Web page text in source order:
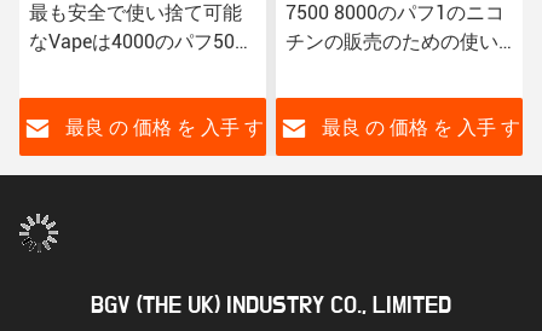
最も安全で使い捨て可能
なVapeは4000のパフ5000
コ10ml 7.0mlによって吹
く
最良 の 価格 を 入手 す
7500 8000のパフ1のニコ
チンの販売のための使い
最良 の 価格 を 入手 す
BGV (THE UK) INDUSTRY CO., LIMITED